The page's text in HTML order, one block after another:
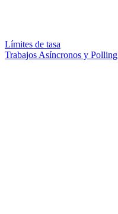
Límites de tasa
Trabajos Asíncronos y Polling